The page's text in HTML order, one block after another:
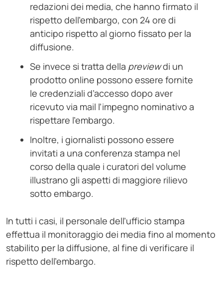
redazioni dei media, che hanno firmato il
rispetto dell’embargo, con 24 ore di
anticipo rispetto al giorno fissato per la
diffusione.
Se invece si tratta della previewdi un
prodotto online possono essere fornite
le credenziali d’accesso dopo aver
ricevuto via mail l’impegno nominativo a
rispettare l’embargo.
Inoltre, i giornalisti possono essere
invitati a una conferenza stampa nel
corso della quale i curatori del volume
illustrano gli aspetti di maggiore rilievo
sotto embargo.
In tutti i casi, il personale dell’ufficio stampa
effettua il monitoraggio dei media fino al momento
stabilito per la diffusione, al fine di verificare il
rispetto dell’embargo.